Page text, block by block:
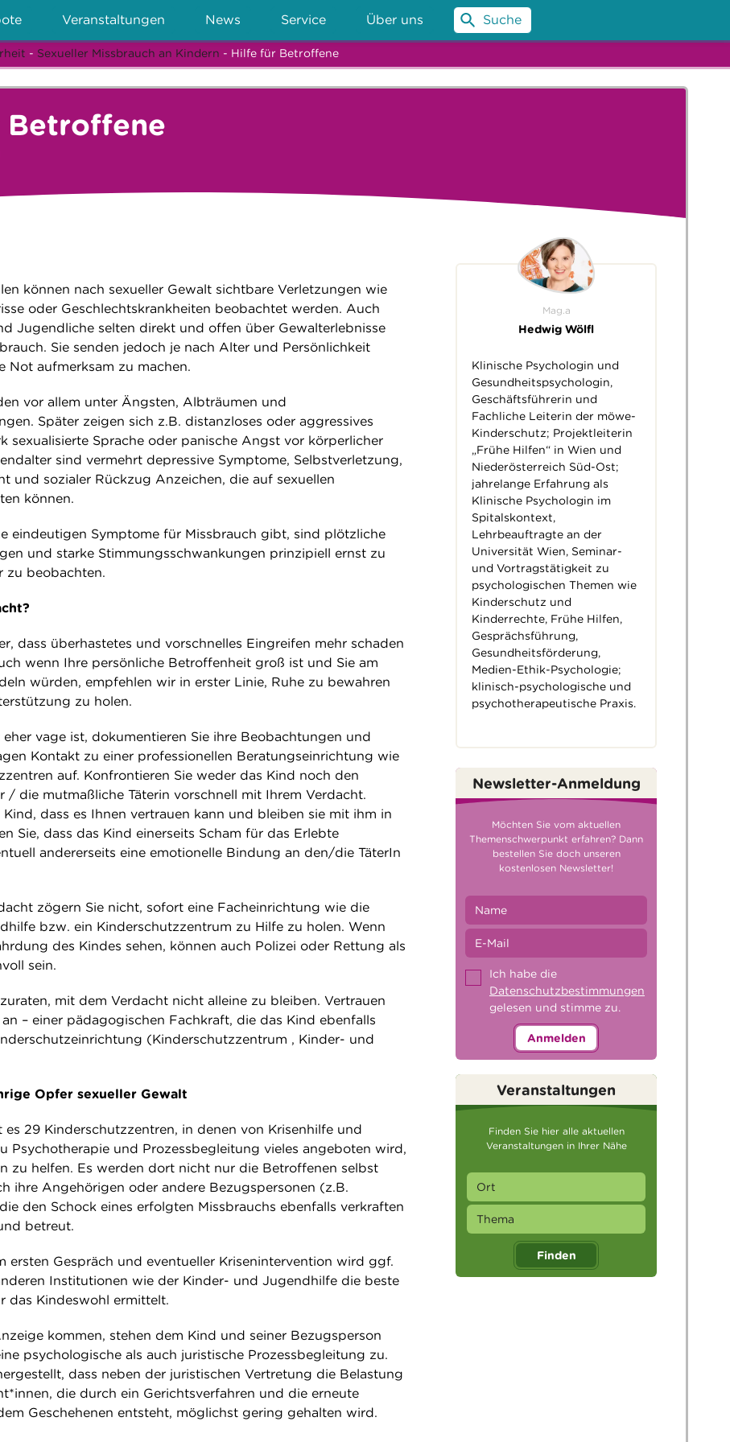
Veranstaltungen News Service Über uns Suche
- Sexueller Missbrauch an Kindern - Hilfe für Betroffene
können nach sexueller Gewalt sichtbare Verletzungen wie
oder Geschlechtskrankheiten beobachtet werden. Auch
Jugendliche selten direkt und offen über Gewalterlebnisse
Sie senden jedoch je nach Alter und Persönlichkeit
Not aufmerksam zu machen.
vor allem unter Ängsten, Albträumen und
Später zeigen sich z.B. distanzloses oder aggressives
sexualisierte Sprache oder panische Angst vor körperlicher
sind vermehrt depressive Symptome, Selbstverletzung,
und sozialer Rückzug Anzeichen, die auf sexuellen
können.
eindeutigen Symptome für Missbrauch gibt, sind plötzliche
und starke Stimmungsschwankungen prinzipiell ernst zu
zu beobachten.
dass überhastetes und vorschnelles Eingreifen mehr schaden
wenn Ihre persönliche Betroffenheit groß ist und Sie am
würden, empfehlen wir in erster Linie, Ruhe zu bewahren
zu holen.
vage ist, dokumentieren Sie ihre Beobachtungen und
Kontakt zu einer professionellen Beratungseinrichtung wie
auf. Konfrontieren Sie weder das Kind noch den
/ die mutmaßliche Täterin vorschnell mit Ihrem Verdacht.
dass es Ihnen vertrauen kann und bleiben sie mit ihm in
Sie, dass das Kind einerseits Scham für das Erlebte
andererseits eine emotionelle Bindung an den/die TäterIn
zögern Sie nicht, sofort eine Facheinrichtung wie die
bzw. ein Kinderschutzzentrum zu Hilfe zu holen. Wenn
des Kindes sehen, können auch Polizei oder Rettung als
sein.
mit dem Verdacht nicht alleine zu bleiben. Vertrauen
– einer pädagogischen Fachkraft, die das Kind ebenfalls
(Kinderschutzzentrum , Kinder- und
Opfer sexueller Gewalt
29 Kinderschutzzentren, in denen von Krisenhilfe und
Psychotherapie und Prozessbegleitung vieles angeboten wird,
zu helfen. Es werden dort nicht nur die Betroffenen selbst
ihre Angehörigen oder andere Bezugspersonen (z.B.
den Schock eines erfolgten Missbrauchs ebenfalls verkraften
betreut.
ersten Gespräch und eventueller Krisenintervention wird ggf.
Institutionen wie der Kinder- und Jugendhilfe die beste
das Kindeswohl ermittelt.
kommen, stehen dem Kind und seiner Bezugsperson
psychologische als auch juristische Prozessbegleitung zu.
dass neben der juristischen Vertretung die Belastung
die durch ein Gerichtsverfahren und die erneute
Geschehenen entsteht, möglichst gering gehalten wird.
Mag.a
Hedwig Wölfl
Klinische Psychologin und
Gesundheitspsychologin,
Geschäftsführerin und
Fachliche Leiterin der möwe-
Kinderschutz; Projektleiterin
„Frühe Hilfen“ in Wien und
Niederösterreich Süd-Ost;
jahrelange Erfahrung als
Klinische Psychologin im
Spitalskontext,
Lehrbeauftragte an der
Universität Wien, Seminar-
und Vortragstätigkeit zu
psychologischen Themen wie
Kinderschutz und
Kinderrechte, Frühe Hilfen,
Gesprächsführung,
Gesundheitsförderung,
Medien-Ethik-Psychologie;
klinisch-psychologische und
psychotherapeutische Praxis.
Newsletter-Anmeldung
Möchten Sie vom aktuellen
Themenschwerpunkt erfahren? Dann
bestellen Sie doch unseren
kostenlosen Newsletter!
Ich habe die
Datenschutzbestimmungen
gelesen und stimme zu.
Anmelden
Veranstaltungen
Finden Sie hier alle aktuellen
Veranstaltungen in Ihrer Nähe
Finden